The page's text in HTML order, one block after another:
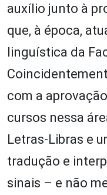
auxílio junto à
que, à época,
linguística da
com a
cursos nessa
Letras-Libras e
tradução e
sinais – e não